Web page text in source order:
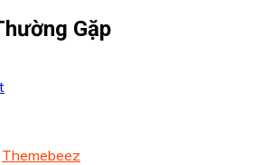
Gặp
Themebeez